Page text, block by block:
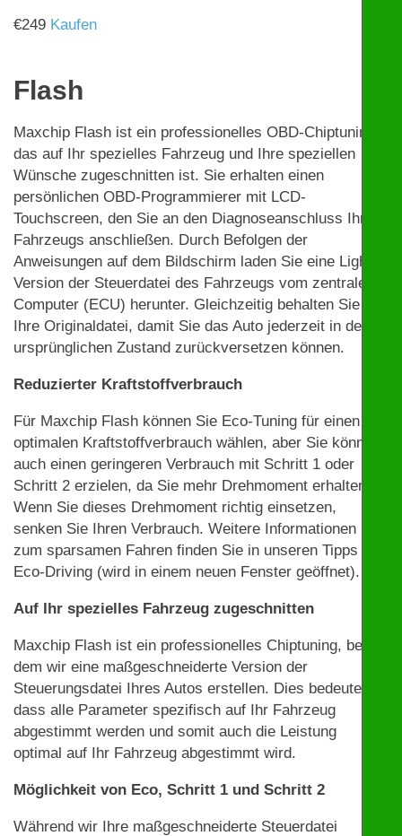
€249 Kaufen
Flash
Maxchip Flash ist ein professionelles OBD-Chiptuning,
das auf Ihr spezielles Fahrzeug und Ihre speziellen
Wünsche zugeschnitten ist. Sie erhalten einen
persönlichen OBD-Programmierer mit LCD-
Touchscreen, den Sie an den Diagnoseanschluss Ihres
Fahrzeugs anschließen. Durch Befolgen der
Anweisungen auf dem Bildschirm laden Sie eine Light-
Version der Steuerdatei des Fahrzeugs vom zentralen
Computer (ECU) herunter. Gleichzeitig behalten Sie
Ihre Originaldatei, damit Sie das Auto jederzeit in den
ursprünglichen Zustand zurückversetzen können.
Reduzierter Kraftstoffverbrauch
Für Maxchip Flash können Sie Eco-Tuning für einen
optimalen Kraftstoffverbrauch wählen, aber Sie können
auch einen geringeren Verbrauch mit Schritt 1 oder
Schritt 2 erzielen, da Sie mehr Drehmoment erhalten.
Wenn Sie dieses Drehmoment richtig einsetzen,
senken Sie Ihren Verbrauch. Weitere Informationen
zum sparsamen Fahren finden Sie in unseren Tipps zu
Eco-Driving (wird in einem neuen Fenster geöffnet).
Auf Ihr spezielles Fahrzeug zugeschnitten
Maxchip Flash ist ein professionelles Chiptuning, bei
dem wir eine maßgeschneiderte Version der
Steuerungsdatei Ihres Autos erstellen. Dies bedeutet,
dass alle Parameter spezifisch auf Ihr Fahrzeug
abgestimmt werden und somit auch die Leistung
optimal auf Ihr Fahrzeug abgestimmt wird.
Möglichkeit von Eco, Schritt 1 und Schritt 2
Während wir Ihre maßgeschneiderte Steuerdatei